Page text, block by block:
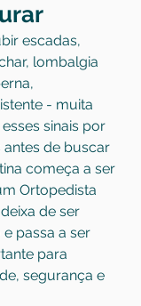
escadas,
lombalgia
- muita
sinais por
de buscar
começa a ser
Ortopedista
de ser
passa a ser
para
segurança e